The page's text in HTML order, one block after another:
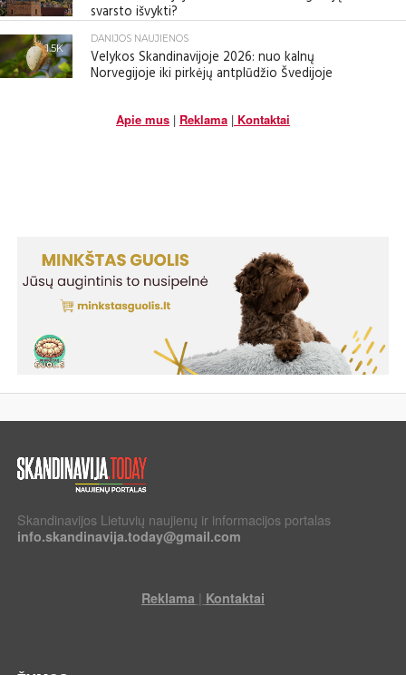
svarsto išvykti?
1.5K
DANIJOS NAUJIENOS
Velykos Skandinavijoje 2026: nuo kalnų
Norvegijoje iki pirkėjų antplūdžio Švedijoje
Apie mus| Reklama| Kontaktai
Skandinavijos Lietuvių naujienų ir informacijos portalas
info.skandinavija.today@gmail.com
Reklama| Kontaktai